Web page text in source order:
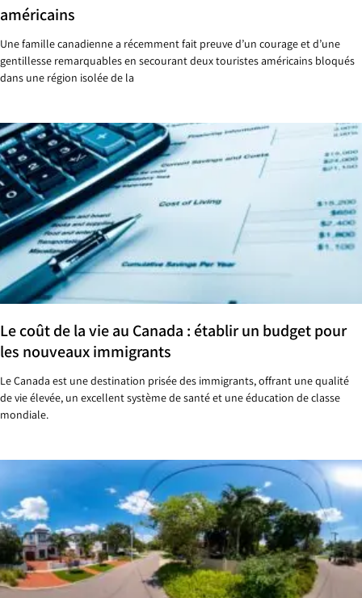
américains
Une famille canadienne a récemment fait preuve d’un courage et d’une
gentillesse remarquables en secourant deux touristes américains bloqués
dans une région isolée de la
Le coût de la vie au Canada : établir un budget pour
les nouveaux immigrants
Le Canada est une destination prisée des immigrants, offrant une qualité
de vie élevée, un excellent système de santé et une éducation de classe
mondiale.